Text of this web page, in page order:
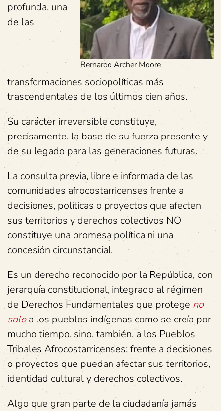
Bernardo Archer Moore
profunda, una
de las
transformaciones sociopolíticas más
trascendentales de los últimos cien años.
Su carácter irreversible constituye,
precisamente, la base de su fuerza presente y
de su legado para las generaciones futuras.
La consulta previa, libre e informada de las
comunidades afrocostarricenses frente a
decisiones, políticas o proyectos que afecten
sus territorios y derechos colectivos NO
constituye una promesa política ni una
concesión circunstancial.
Es un derecho reconocido por la República, con
jerarquía constitucional, integrado al régimen
de Derechos Fundamentales que protege no
soloa los pueblos indígenas como se creía por
mucho tiempo, sino, también, a los Pueblos
Tribales Afrocostarricenses; frente a decisiones
o proyectos que puedan afectar sus territorios,
identidad cultural y derechos colectivos.
Algo que gran parte de la ciudadanía jamás